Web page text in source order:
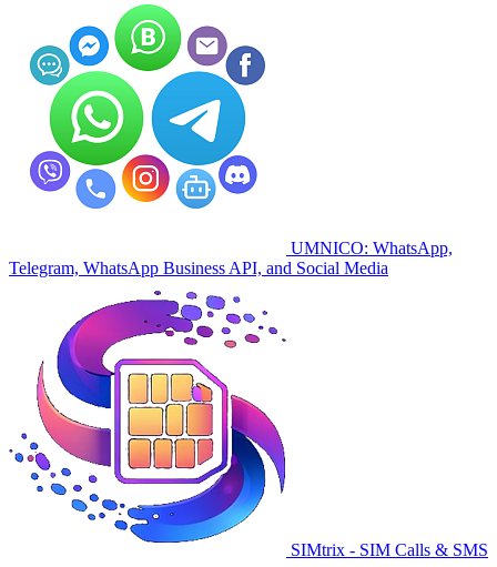
UMNICO: WhatsApp,
Telegram, WhatsApp Business API, and Social Media
SIMtrix - SIM Calls & SMS